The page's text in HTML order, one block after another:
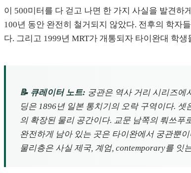
이 500미터를 다 걷고 나면 한 가지 사실을 발견하
100년 동안 완전히 철거되지 않았다. 전후의 학자
다. 그리고 1999년 MRT가 개통되자 타이완대 학
📝 큐레이터 노트: 궁관은 역사 거리 시리즈에
딩은 1896년 일본 통치기의 오락 구역이다.
의 확장된 물리 공간이다. 교문 남쪽의 뤄쓰푸
완전하게 남아 있는 곳은 타이완에서 궁관뿐
물리층은 사실 제국, 계엄, contemporary를 잇